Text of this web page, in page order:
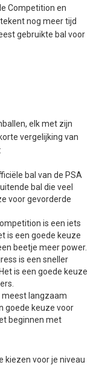
Competition en
nog meer tijd
gebruikte bal voor
elk met zijn
vergelijking van
bal van de PSA
bal die veel
voor gevorderde
is een iets
is een goede keuze
beetje meer power.
is een sneller
is een goede keuze
meest langzaam
goede keuze voor
beginnen met
kiezen voor je niveau